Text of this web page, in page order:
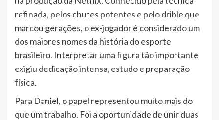
refinada, pelos chutes potentes e pelo drible que
marcou gerações, o ex-jogador é considerado um
dos maiores nomes da história do esporte
brasileiro. Interpretar uma figura tão importante
exigiu dedicação intensa, estudo e preparação
física.
Para Daniel, o papel representou muito mais do
que um trabalho. Foi a oportunidade de unir duas